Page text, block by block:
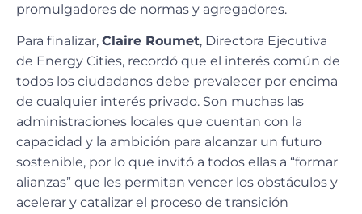
promulgadores de normas y agregadores.
Para finalizar, Claire Roumet, Directora Ejecutiva
de Energy Cities, recordó que el interés común de
todos los ciudadanos debe prevalecer por encima
de cualquier interés privado. Son muchas las
administraciones locales que cuentan con la
capacidad y la ambición para alcanzar un futuro
sostenible, por lo que invitó a todos ellas a “formar
alianzas” que les permitan vencer los obstáculos y
acelerar y catalizar el proceso de transición